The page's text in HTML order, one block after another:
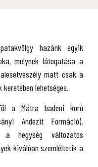
hazánk egyik
melynek látogatása a
matt csak a
lehetséges.
a Mátra badeni korú
Andezit Formáció).
a hegység változatos
kiválóan szemléltetik a